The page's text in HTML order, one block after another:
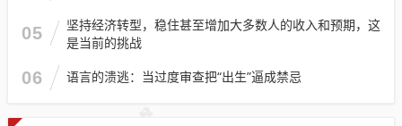
05
坚持经济转型，稳住甚至增加大多数人的收入和预期，这
是当前的挑战
06 语言的溃逃：当过度审查把“出生”逼成禁忌